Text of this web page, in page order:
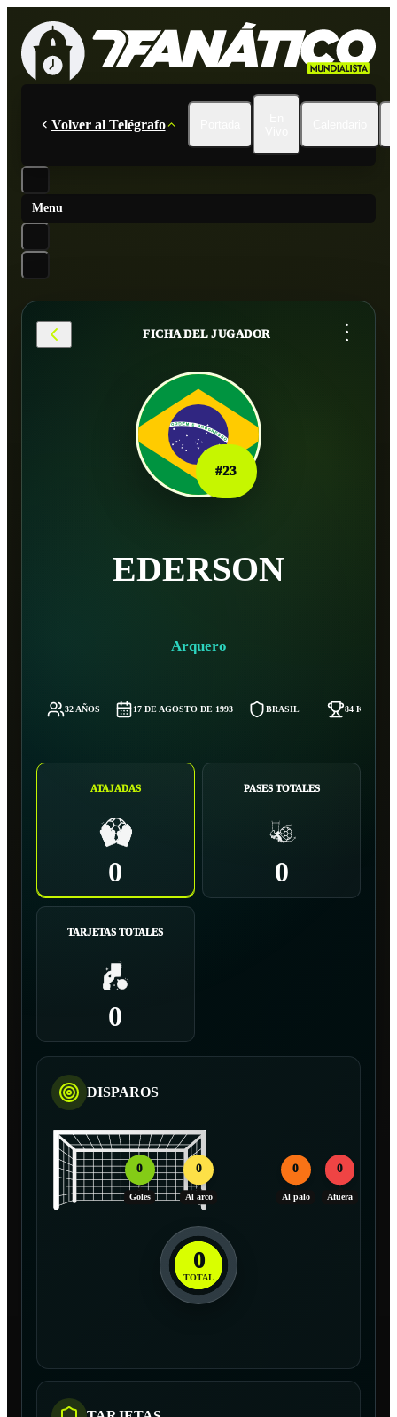
Volver al Telégrafo
Menu
FICHA DEL JUGADOR ...
#23
EDERSON
Arquero
32 AÑOS 17 DE AGOSTO DE 1993 BRASIL 84 KG
ATAJADAS
0
PASES TOTALES
0
TARJETAS TOTALES
0
DISPAROS
0
Goles
0
Al arco
0
Al palo
0
Afuera
0
TOTAL